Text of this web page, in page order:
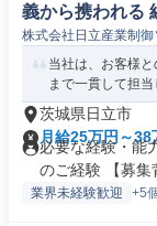
義から携われる
株式会社日立産業制
当社は、お客様
まで一貫して担
茨城県日立市
月給25万円～38
必要な経験・能
のご経験 【募集
業界未経験歓迎 +5